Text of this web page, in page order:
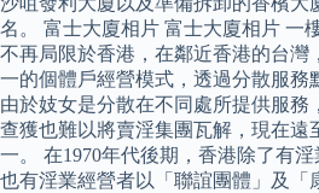
名。 富士大廈相片 富士大廈相片 一
不再局限於香港，在鄰近香港的台灣
一的個體戶經營模式，透過分散服務
由於妓女是分散在不同處所提供服務
查獲也難以將賣淫集團瓦解，現在遠
一。 在1970年代後期，香港除了有
也有淫業經營者以「聯誼團體」及「